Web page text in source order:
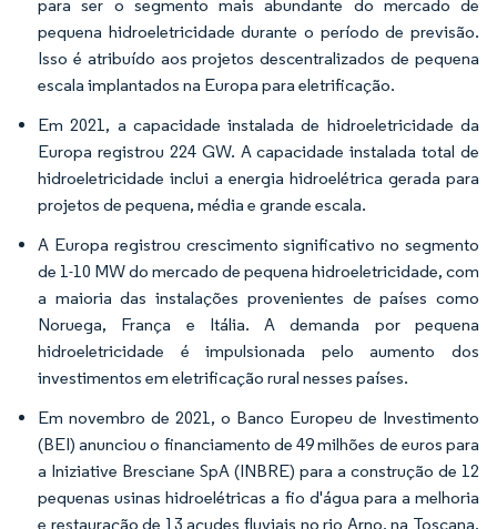
para ser o segmento mais abundante do mercado de
pequena hidroeletricidade durante o período de previsão.
Isso é atribuído aos projetos descentralizados de pequena
escala implantados na Europa para eletrificação.
Em 2021, a capacidade instalada de hidroeletricidade da
Europa registrou 224 GW. A capacidade instalada total de
hidroeletricidade inclui a energia hidroelétrica gerada para
projetos de pequena, média e grande escala.
A Europa registrou crescimento significativo no segmento
de 1-10 MW do mercado de pequena hidroeletricidade, com
a maioria das instalações provenientes de países como
Noruega, França e Itália. A demanda por pequena
hidroeletricidade é impulsionada pelo aumento dos
investimentos em eletrificação rural nesses países.
Em novembro de 2021, o Banco Europeu de Investimento
(BEI) anunciou o financiamento de 49 milhões de euros para
a Iniziative Bresciane SpA (INBRE) para a construção de 12
pequenas usinas hidroelétricas a fio d'água para a melhoria
e restauração de 13 açudes fluviais no rio Arno, na Toscana,